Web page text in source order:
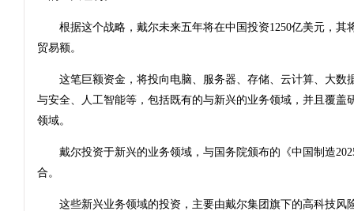
根据这个战略，戴尔未来五年将在中国投资1250亿美元，其
贸易额。
这笔巨额资金，将投向电脑、服务器、存储、云计算、大数
与安全、人工智能等，包括既有的与新兴的业务领域，并且覆盖
领域。
戴尔投资于新兴的业务领域，与国务院颁布的《中国制造
合。
这些新兴业务领域的投资，主要由戴尔集团旗下的高科技风